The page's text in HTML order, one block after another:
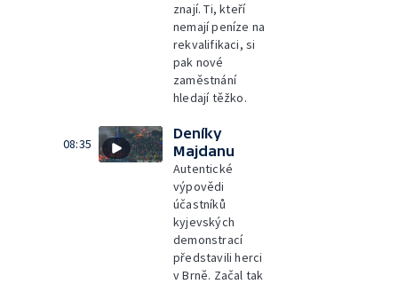
znají. Ti, kteří
nemají peníze na
rekvalifikaci, si
pak nové
zaměstnání
hledají těžko.
08:35
Deníky
Majdanu
Autentické
výpovědi
účastníků
kyjevských
demonstrací
představili herci
v Brně. Začal tak